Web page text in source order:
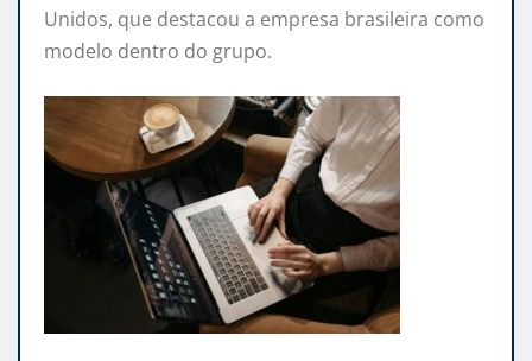
Unidos, que destacou a empresa brasileira como
modelo dentro do grupo.